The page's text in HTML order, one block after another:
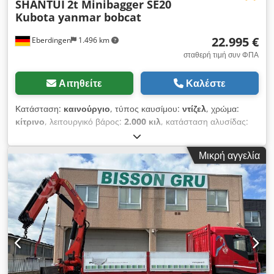
Eberdingen 1.496 km
SHANTUI 2t Minibagger SE20
Kubota yanmar bobcat
22.995 €
σταθερή τιμή συν ΦΠΑ
Αιτηθείτε Καλέστε
Κατάσταση: καινούργιο, τύπος καυσίμου: ντίζελ, χρώμα:
κίτρινο, λειτουργικό βάρος: 2.000 κιλ, κατάσταση αλυσίδας:
, κατηγορία εκπομπών:
κατασκευής:2026, Εξοπλισμός:Έλεγχος ασφάλειας UVV,
ελαστικές ερπύστριες, καμπίνα, πρόσθετοι προβολείς,
τυπικός κάδος, υδραυλικά, υδραυλικά αρπαγής,
υδραυλικό σφυρί, υπολογιστής επί του οχήματος , ΝΕΟ:
Μίνι εκσκαφέας Shantui SE20 (2,0 τ) Premium εξοπλισμός σε
κορυφαία τιμή – τώρα σε προπώληση από την Bagger2go! Ο
ολοκαίνουργιος Shantui SE20 είναι εδώ! Συμπαγής, ισχυρός
και εξοπλισμένος με υλικά υψηλής ποιότητας – ιδανικός για
κηπουρική, εργασίες διαμόρφωσης τοπίου, υπόγειες
κατασκευές, οικοδομικές εταιρείες και ενοικιαστές. Τεχνολογία
Μικρή αγγελία